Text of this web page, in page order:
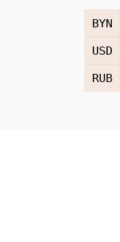
BYN
USD
RUB